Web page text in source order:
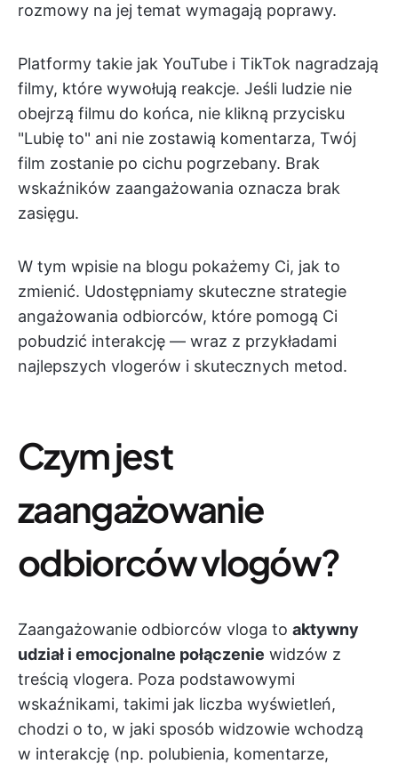
rozmowy na jej temat wymagają poprawy.
Platformy takie jak YouTube i TikTok nagradzają
filmy, które wywołują reakcje. Jeśli ludzie nie
obejrzą filmu do końca, nie klikną przycisku
"Lubię to" ani nie zostawią komentarza, Twój
film zostanie po cichu pogrzebany. Brak
wskaźników zaangażowania oznacza brak
zasięgu.
W tym wpisie na blogu pokażemy Ci, jak to
zmienić. Udostępniamy skuteczne strategie
angażowania odbiorców, które pomogą Ci
pobudzić interakcję — wraz z przykładami
najlepszych vlogerów i skutecznych metod.
Czym jest
zaangażowanie
odbiorców vlogów?
Zaangażowanie odbiorców vloga to aktywny
udział i emocjonalne połączenie widzów z
treścią vlogera. Poza podstawowymi
wskaźnikami, takimi jak liczba wyświetleń,
chodzi o to, w jaki sposób widzowie wchodzą
w interakcję (np. polubienia, komentarze,